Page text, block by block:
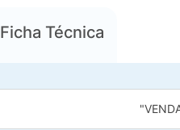
Ficha Técnica